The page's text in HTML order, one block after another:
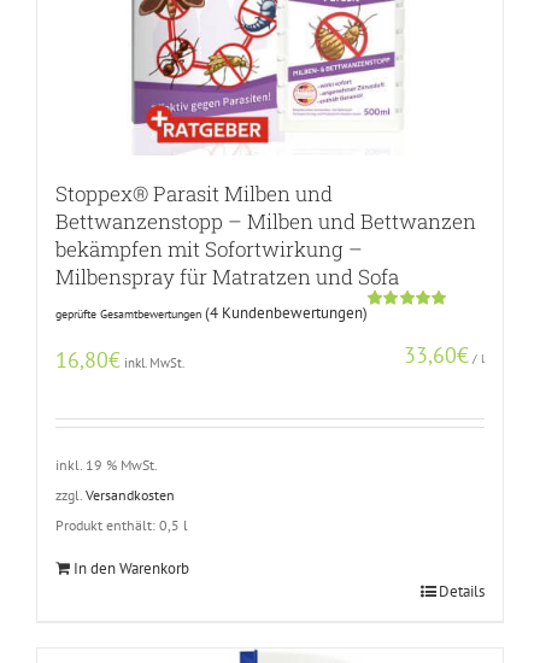
Stoppex® Parasit Milben und
Bettwanzenstopp – Milben und Bettwanzen
bekämpfen mit Sofortwirkung –
Milbenspray für Matratzen und Sofa
von 5,
basierend
geprüfte Gesamtbewertungen (4 Kundenbewertungen)
16,80€ inkl. MwSt. 33,60€ / l
inkl. 19 % MwSt.
zzgl. Versandkosten
Produkt enthält: 0,5 l
In den Warenkorb
Details